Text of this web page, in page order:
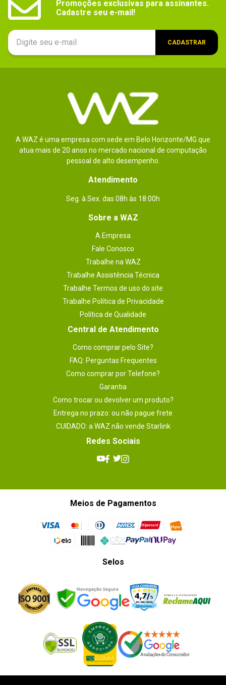
Promoções exclusivas para assinantes.
Cadastre seu e-mail!
CADASTRAR
A WAZ é uma empresa com sede em Belo Horizonte/MG que
atua mais de 20 anos no mercado nacional de computação
pessoal de alto desempenho.
Atendimento
Seg. à Sex. das 08h às 18:00h
Sobre a WAZ
A Empresa
Fale Conosco
Trabalhe na WAZ
Trabalhe Assistência Técnica
Trabalhe Termos de uso do site
Trabalhe Política de Privacidade
Política de Qualidade
Central de Atendimento
Como comprar pelo Site?
FAQ: Perguntas Frequentes
Como comprar por Telefone?
Garantia
Como trocar ou devolver um produto?
Entrega no prazo: ou não pague frete
CUIDADO: a WAZ não vende Starlink
Redes Sociais
Meios de Pagamentos
Selos